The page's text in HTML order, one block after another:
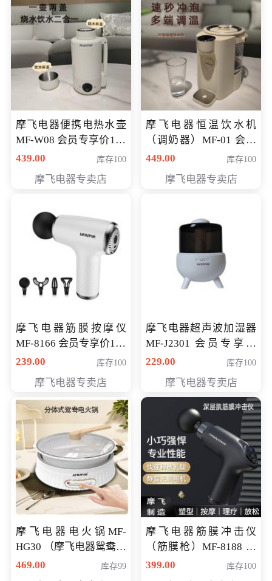
摩飞电器便携电热水壶
MF-W08 会员专享价198
元
439.00 库存100
摩飞电器专卖店
摩飞电器恒温饮水机
（调奶器）MF-01 会员
专享价366元
449.00 库存100
摩飞电器专卖店
摩飞电器筋膜按摩仪
MF-8166 会员专享价168
元
239.00 库存100
摩飞电器专卖店
摩飞电器超声波加湿器
MF-J2301 会员专享价
168元
229.00 库存100
摩飞电器专卖店
摩飞电器电火锅MF-
HG30 （摩飞电器鸳鸯锅
MF-HG30 ） 会员专享价
469.00 库存99
摩飞电器筋膜冲击仪
（筋膜枪）MF-8188 会
员专享价268元
399.00 库存100